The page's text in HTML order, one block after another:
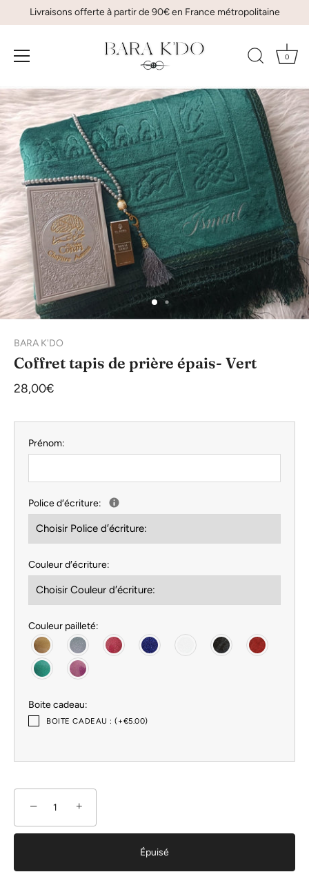
Passer
au
contenu
Livraisons offerte à partir de 90€ en France métropolitaine
0
BARA K'DO
Coffret tapis de prière épais- Vert
28,00€
Prénom:
Police d′écriture:
Couleur d′écriture:
Couleur pailleté:
Boite cadeau:
BOITE CADEAU : (+€5.00)
− +
Épuisé